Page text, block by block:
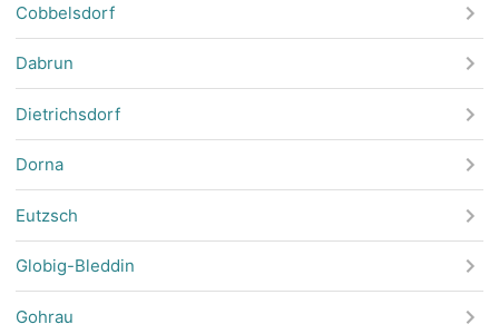
Cobbelsdorf
Dabrun
Dietrichsdorf
Dorna
Eutzsch
Globig-Bleddin
Gohrau